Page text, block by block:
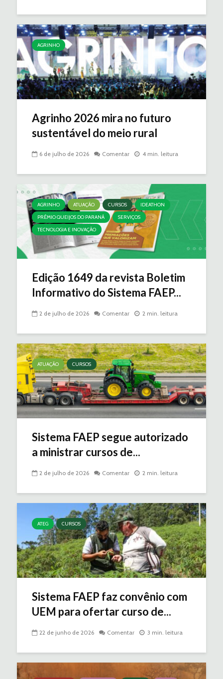
AGRINHO
Agrinho 2026 mira no futuro
sustentável do meio rural
6 de julho de 2026 Comentar 4 min. leitura
AGRINHO ATUAÇÃO CURSOS
IDEATHON
PRÊMIO QUEIJOS DO PARANÁ
SERVIÇOS
TECNOLOGIA E INOVAÇÃO
Edição 1649 da revista Boletim
Informativo do Sistema FAEP...
2 de julho de 2026 Comentar 2 min. leitura
ATUAÇÃO CURSOS
Sistema FAEP segue autorizado
a ministrar cursos de...
2 de julho de 2026 Comentar 2 min. leitura
ATEG CURSOS
Sistema FAEP faz convênio com
UEM para ofertar curso de...
22 de junho de 2026 Comentar 3 min. leitura